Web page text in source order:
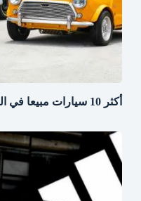
أكثر 10 سيارات مبيعا في التاريخ